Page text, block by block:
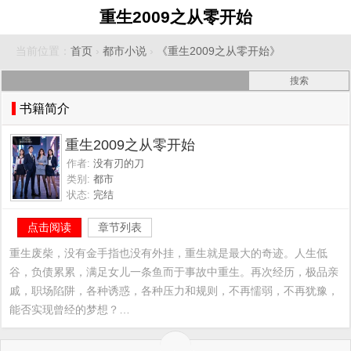
重生2009之从零开始
当前位置： 首页 › 都市小说 › 《重生2009之从零开始》
书籍简介
重生2009之从零开始
作者: 没有刃的刀
类别: 都市
状态: 完结
点击阅读 章节列表
重生废柴，没有金手指也没有外挂，重生就是最大的奇迹。人生低
谷，负债累累，满足女儿一条鱼而于事故中重生。再次经历，极品亲
戚，职场陷阱，各种诱惑，各种压力和规则，不再懦弱，不再犹豫，
能否实现曾经的梦想？…